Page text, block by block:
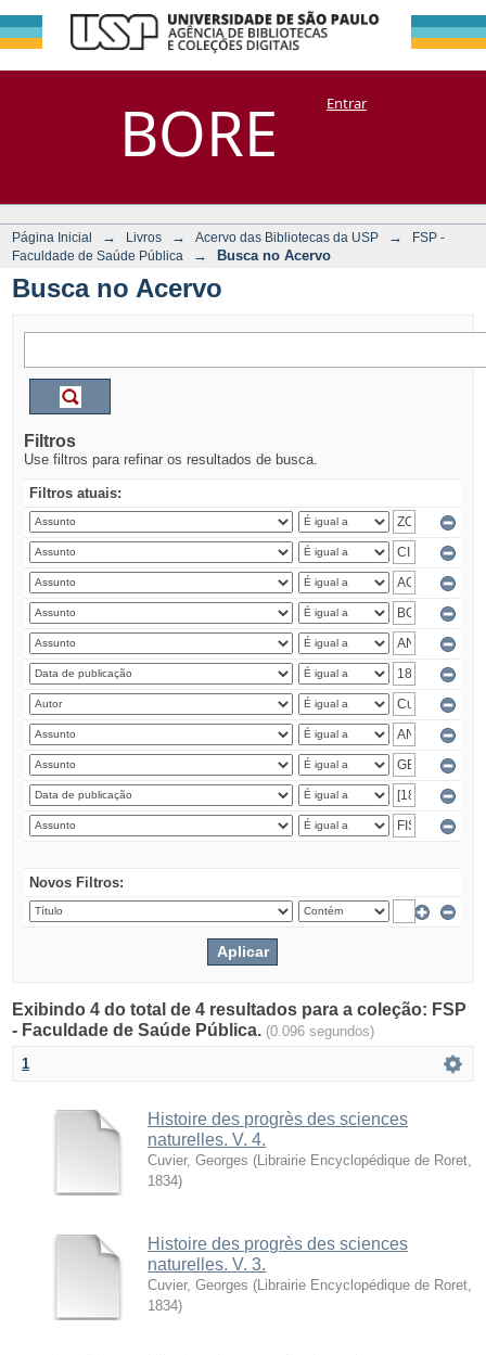
BORE
Busca no Acervo
DSpace/Manakin + CoriscoEntrar
Página Inicial → Livros → Acervo das Bibliotecas da USP →
FSP -
Faculdade de Saúde Pública
→ Busca no Acervo
Busca no Acervo
Filtros
Use filtros para refinar os resultados de busca.
Filtros atuais:
Novos Filtros:
Exibindo 4 do total de 4 resultados para a coleção: FSP
- Faculdade de Saúde Pública. (0.096 segundos)
1
Histoire des progrès des sciences
naturelles. V. 4.
Cuvier, Georges ( Librairie Encyclopédique de Roret
1834)
Histoire des progrès des sciences
naturelles. V. 3.
Cuvier, Georges ( Librairie Encyclopédique de Roret
1834)